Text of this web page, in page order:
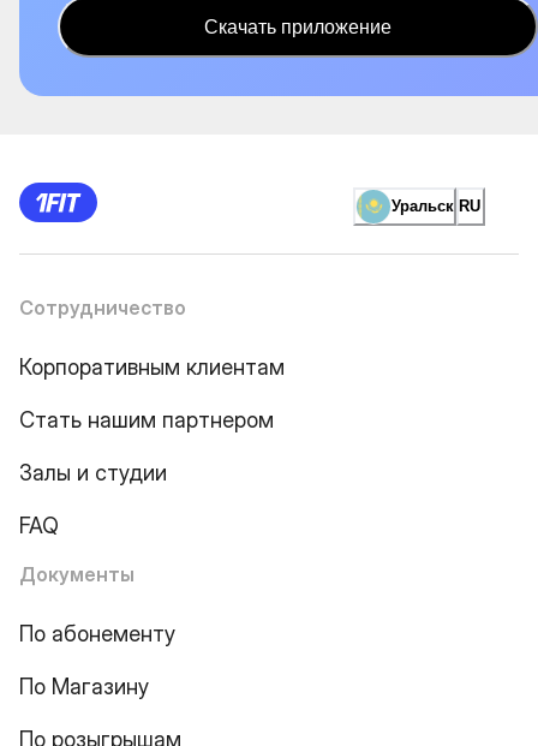
Скачать приложение
Уральск RU
Сотрудничество
Корпоративным клиентам
Стать нашим партнером
Залы и студии
FAQ
Документы
По абонементу
По Магазину
По розыгрышам